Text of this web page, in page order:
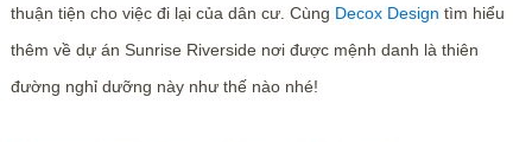
thuận tiện cho việc đi lại của dân cư. Cùng Decox Design tìm hiểu
thêm về dự án Sunrise Riverside nơi được mệnh danh là thiên
đường nghỉ dưỡng này như thế nào nhé!